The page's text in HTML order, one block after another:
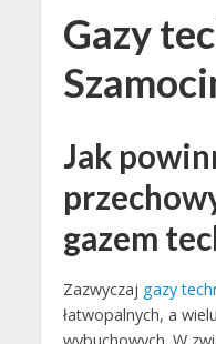
Gazy
Jak
gazem
Zazwyczaj gazy
łatwopalnych, a